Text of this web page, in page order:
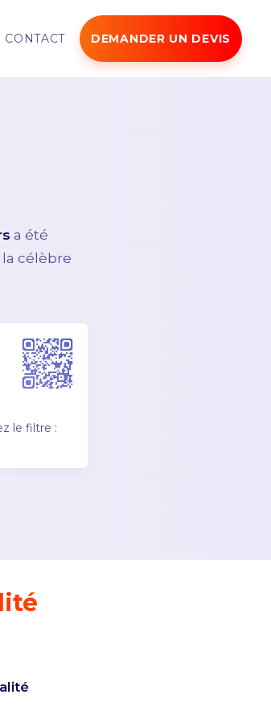
CONTACT DEMANDER UN DEVIS
a été
célèbre
le filtre :